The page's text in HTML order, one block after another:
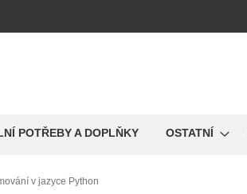
POTŘEBY A DOPLŇKY OSTATNÍ
v jazyce Python